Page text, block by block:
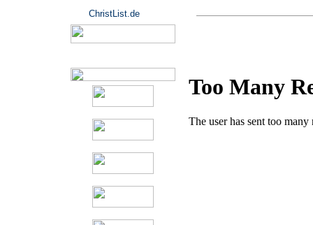
ChristList.de